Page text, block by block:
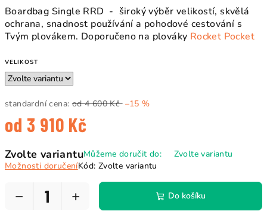
Boardbag Single RRD - široký výběr velikostí, skvělá
ochrana, snadnost používání a pohodové cestování s
Tvým plovákem. Doporučeno na plováky Rocket Pocket
VELIKOST
standardní cena: od 4 600 Kč –15 %
od 3 910 Kč
cena:
Zvolte variantuMůžeme doručit do:
Zvolte variantu
Možnosti doručeníKód: Zvolte variantu
+
− Do košíku